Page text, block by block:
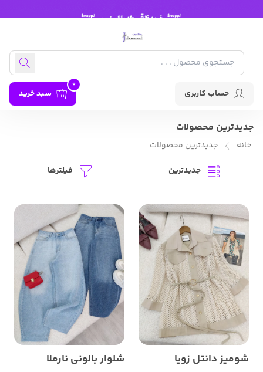
حساب کاربری سبد خرید
0
جدیدترین محصولات
خانه
جدیدترین محصولات
جدیدترین
فیلترها
شومیز دانتل زویا شلوار بالونی نارملا